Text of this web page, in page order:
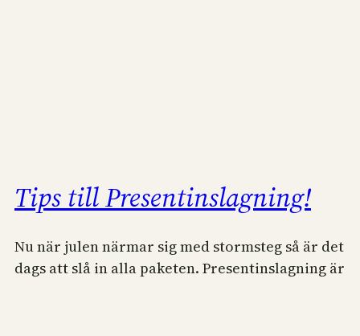
Tips till Presentinslagning!
Nu när julen närmar sig med stormsteg så är det
dags att slå in alla paketen. Presentinslagning är